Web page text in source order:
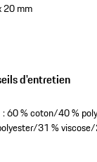
20 mm
d'entretien
60 % coton/40 %
31 %